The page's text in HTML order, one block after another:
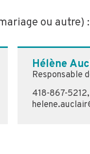
ou autre) :
Hélène
Responsable
418-867-